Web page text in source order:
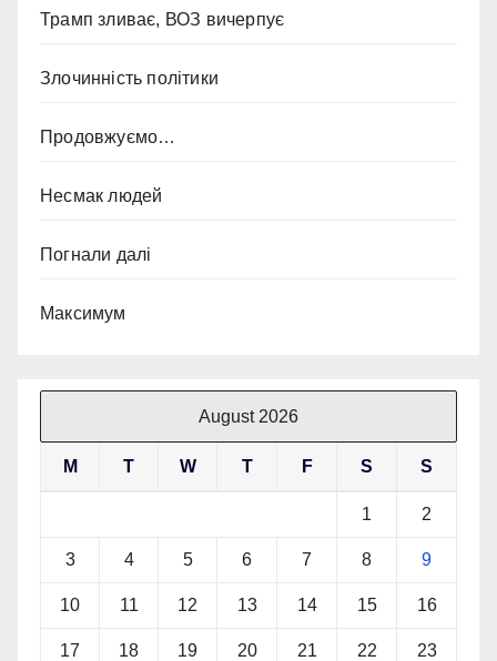
Трамп зливає, ВОЗ вичерпує
Злочинність політики
Продовжуємо…
Несмак людей
Погнали далі
Максимум
August 2026
M T W T F S S
1 2
3 4 5 6 7 8 9
10 11 12 13 14 15 16
17 18 19 20 21 22 23